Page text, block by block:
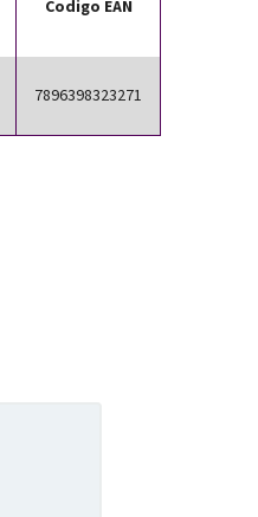
Codigo EAN
7896398323271